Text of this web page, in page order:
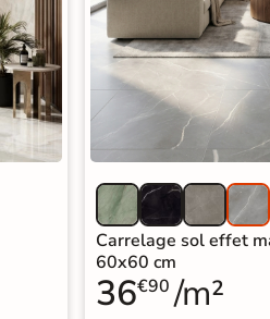
Carrelage sol effet
60x60 cm
36€90 /m²